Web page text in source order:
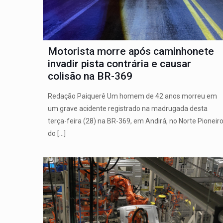
Motorista morre após caminhonete
invadir pista contrária e causar
colisão na BR-369
Redação Paiquerê Um homem de 42 anos morreu em
um grave acidente registrado na madrugada desta
terça-feira (28) na BR-369, em Andirá, no Norte Pioneiro
do